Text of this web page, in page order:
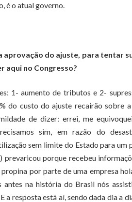
é o atual governo.
aprovação do ajuste, para tentar
aqui no Congresso?
1- aumento de tributos e 2-
do custo do ajuste recairão sobre a
de dizer: errei, me
sim, em razão do
sem limite do Estado para um
porque recebeu
por parte de uma empresa
na história do Brasil nós
resposta está aí, sendo dada dia a